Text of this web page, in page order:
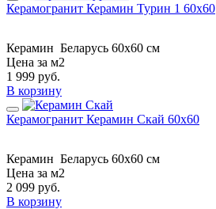
Керамогранит Керамин Турин 1 60x60
Керамин Беларусь 60x60 см
Цена за м2
1 999 руб.
В корзину
Керамогранит Керамин Скай 60х60
Керамин Беларусь 60x60 см
Цена за м2
2 099 руб.
В корзину